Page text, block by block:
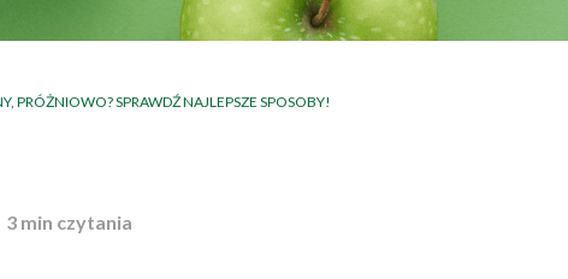
PRÓŻNIOWO? SPRAWDŹ NAJLEPSZE SPOSOBY!
3 min czytania